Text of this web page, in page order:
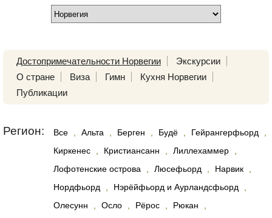
Достопримечательности Норвегии
Экскурсии
О стране
Виза Гимн
Кухня Норвегии
Публикации
Регион: Все Альта Берген Будё Гейрангерфьорд
Киркенес
Кристиансанн Лиллехаммер
Лофотенские острова
Люсефьорд Нарвик
Нордфьорд
Нэрёйфьорд и Аурландсфьорд
Олесунн
Осло Рёрос Рюкан